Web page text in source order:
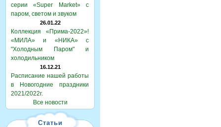
серии «Super Market» с
паром, светом и звуком
26.01.22
Коллекция «Прима-2022»!
«МИЛА» и «НИКА» с
"Холодным Паром" и
холодильником
16.12.21
Расписание нашей работы
в Новогодние праздники
2021/2022г.
Все новости
Статьи